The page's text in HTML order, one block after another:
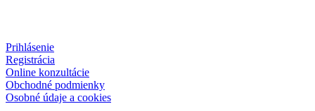
Prihlásenie
Registrácia
Online konzultácie
Obchodné podmienky
Osobné údaje a cookies